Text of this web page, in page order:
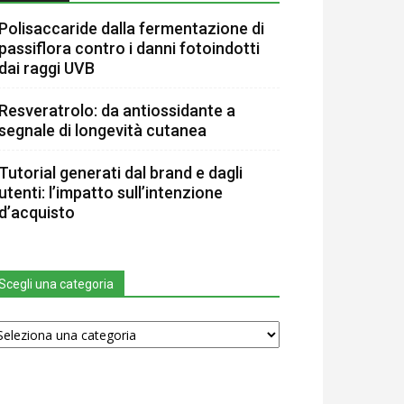
Polisaccaride dalla fermentazione di
passiflora contro i danni fotoindotti
dai raggi UVB
Resveratrolo: da antiossidante a
di longevità cutanea
Tutorial generati dal brand e dagli
utenti: l’impatto sull’intenzione
d’acquisto
una categoria